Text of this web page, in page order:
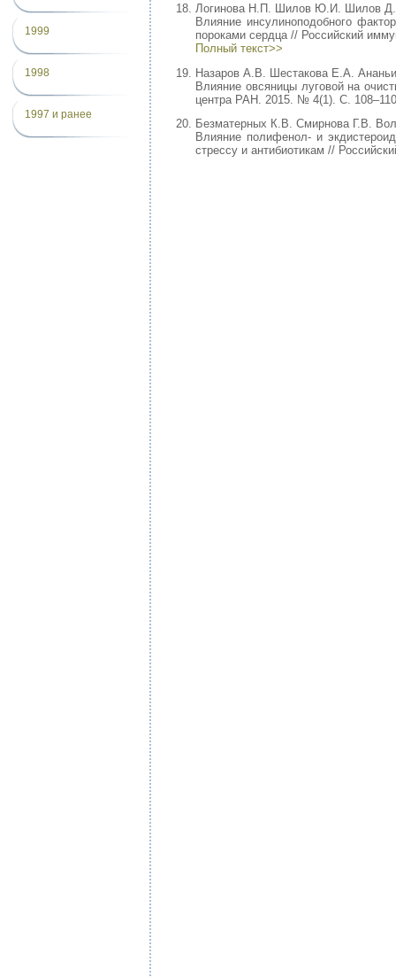
1999
1998
1997 и ранее
Логинова Н.П. Шилов Ю.И. Шилов
Влияние инсулиноподобного
пороками сердца // Российский
Полный текст>>
Назаров А.В. Шестакова Е.А.
Влияние овсяницы луговой на
центра РАН. 2015. № 4(1). С.
Безматерных К.В. Смирнова Г.В.
Влияние полифенол- и
стрессу и антибиотикам //